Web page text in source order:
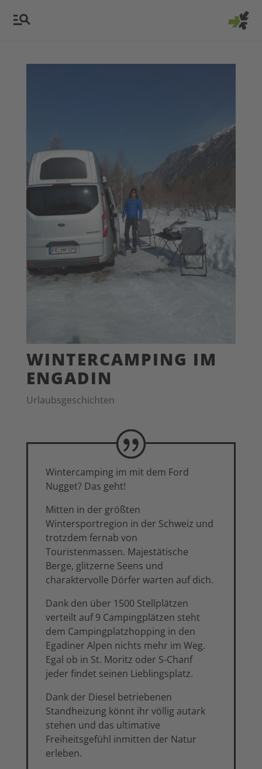
WINTERCAMPING IM
ENGADIN
Urlaubsgeschichten
Wintercamping im mit dem Ford
Nugget? Das geht!
Mitten in der größten
Wintersportregion in der Schweiz und
trotzdem fernab von
Touristenmassen. Majestätische
Berge, glitzerne Seens und
charaktervolle Dörfer warten auf dich.
Dank den über 1500 Stellplätzen
verteilt auf 9 Campingplätzen steht
dem Campingplatzhopping in den
Egadiner Alpen nichts mehr im Weg.
Egal ob in St. Moritz oder S-Chanf
jeder findet seinen Lieblingsplatz.
Dank der Diesel betriebenen
Standheizung könnt ihr völlig autark
stehen und das ultimative
Freiheitsgefühl inmitten der Natur
erleben.